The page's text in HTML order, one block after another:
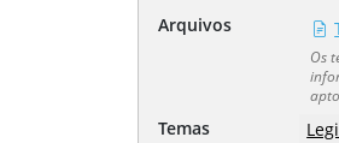
Arquivos
Os
Temas